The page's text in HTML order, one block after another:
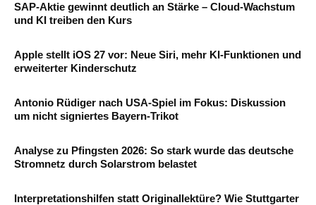
SAP-Aktie gewinnt deutlich an Stärke – Cloud-Wachstum
und KI treiben den Kurs
Apple stellt iOS 27 vor: Neue Siri, mehr KI-Funktionen und
erweiterter Kinderschutz
Antonio Rüdiger nach USA-Spiel im Fokus: Diskussion
um nicht signiertes Bayern-Trikot
Analyse zu Pfingsten 2026: So stark wurde das deutsche
Stromnetz durch Solarstrom belastet
Interpretationshilfen statt Originallektüre? Wie Stuttgarter